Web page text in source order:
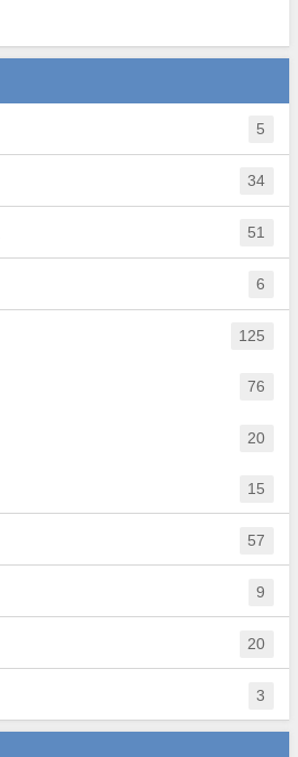
5
34
51
6
125
76
20
15
57
9
20
3